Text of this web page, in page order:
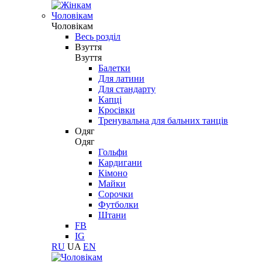
Чоловікам
Чоловікам
Весь розділ
Взуття
Взуття
Балетки
Для латини
Для стандарту
Капці
Кросівки
Тренувальна для бальних танців
Одяг
Одяг
Гольфи
Кардигани
Кімоно
Майки
Сорочки
Футболки
Штани
FB
IG
RU UA EN